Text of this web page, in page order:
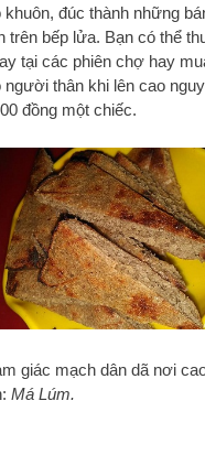
khuôn, đúc thành những
trên bếp lửa. Bạn có thể
tại các phiên chợ hay
người thân khi lên cao
đồng một chiếc.
giác mạch dân dã nơi
Má Lúm.